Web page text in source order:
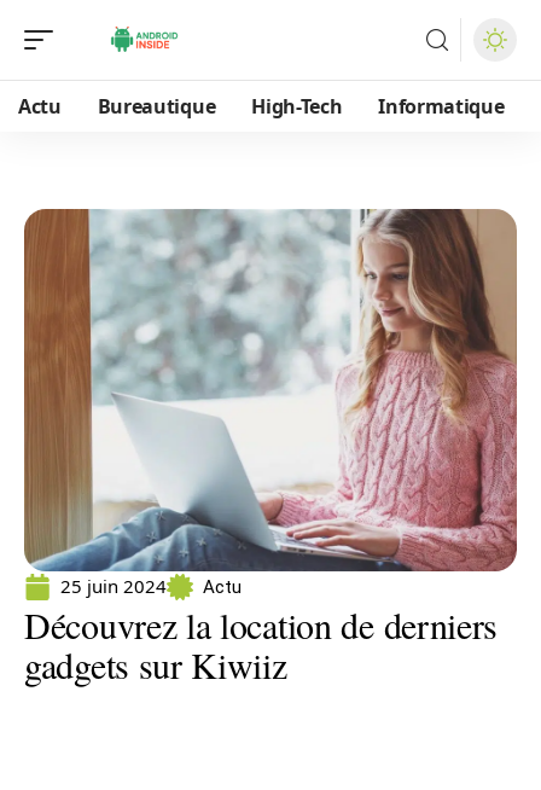
Actu Bureautique High-Tech Informatique
25 juin 2024 Actu
Découvrez la location de derniers
gadgets sur Kiwiiz